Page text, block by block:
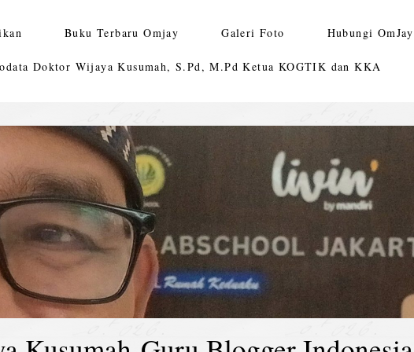
Buku Terbaru Omjay Galeri Foto Hubungi OmJay
Doktor Wijaya Kusumah, S.Pd, M.Pd Ketua KOGTIK dan KKA